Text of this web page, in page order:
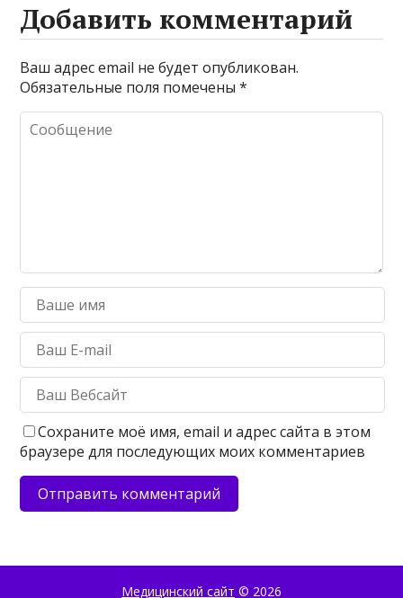
Добавить комментарий
Ваш адрес email не будет опубликован.
Обязательные поля помечены*
Сохраните моё имя, email и адрес сайта в этом
браузере для последующих моих комментариев
Медицинский сайт © 2026